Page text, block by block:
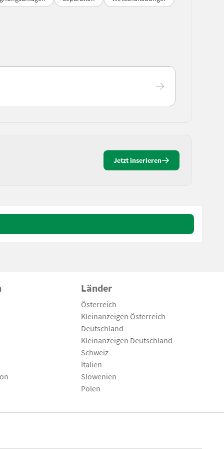
Jetzt inserieren
Länder
Österreich
Kleinanzeigen Österreich
Deutschland
Kleinanzeigen Deutschland
Schweiz
Italien
Slowenien
Polen